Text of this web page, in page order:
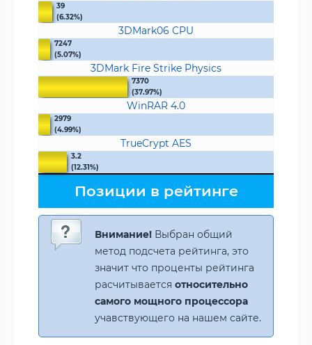
39
(6.32%)
3DMark06 CPU
7247
(5.07%)
3DMark Fire Strike Physics
7370
(37.97%)
WinRAR 4.0
2979
(4.99%)
TrueCrypt AES
3.2
(12.31%)
Позиции в рейтинге
Внимание! Выбран общий
метод подсчета рейтинга, это
значит что проценты рейтинга
расчитывается относительно
самого мощного процессора
учавствующего на нашем сайте.